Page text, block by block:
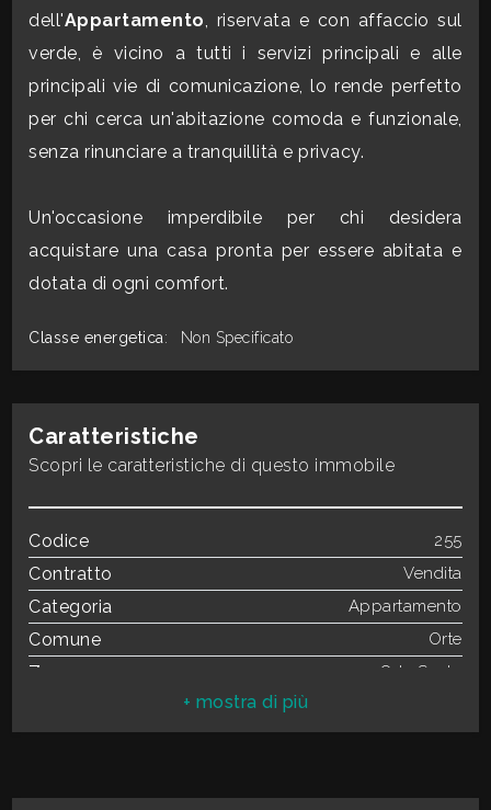
dell'Appartamento, riservata e con affaccio sul
verde, è vicino a tutti i servizi principali e alle
principali vie di comunicazione, lo rende perfetto
per chi cerca un'abitazione comoda e funzionale,
senza rinunciare a tranquillità e privacy.
Un'occasione imperdibile per chi desidera
acquistare una casa pronta per essere abitata e
dotata di ogni comfort.
Classe energetica: Non Specificato
Caratteristiche
Scopri le caratteristiche di questo immobile
Codice 255
Contratto Vendita
Categoria Appartamento
Comune Orte
Zona Orte Scalo
Camere 2
Locali 3
Locali
2
5
5+
Bagni
minimi